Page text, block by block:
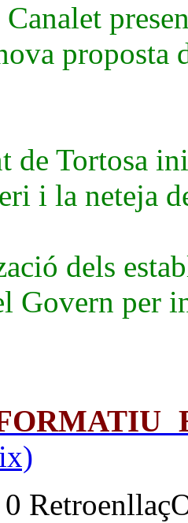
proposta
de Tortosa
i la neteja
dels
Govern per
0